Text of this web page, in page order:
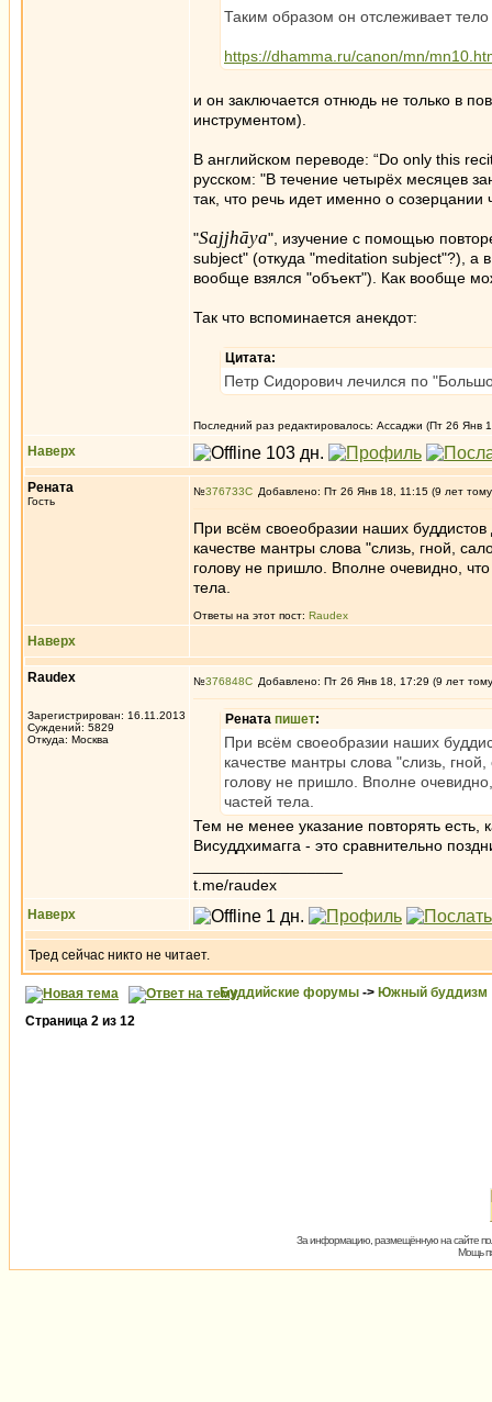
Таким образом он отслеживает
https://dhamma.ru/canon/mn/
и он заключается отнюдь не только в
инструментом).
В английском переводе: “Do only this
русском: "В течение четырёх месяцев
так, что речь идет именно о
"Sajjhāya", изучение с помощью
subject" (откуда "meditation subject"?), а
вообще взялся "объект"). Как вообще
Так что вспоминается анекдот:
Цитата:
Петр Сидоpович лечился по
Последний раз редактировалось: Ассаджи (Пт 26 Янв
Наверх
Рената
Гость
№376733 Добавлено: Пт 26 Янв 18, 11:15 (9 лет
При всём своеобразии наших
качестве мантры слова "слизь, гной,
голову не пришло. Вполне очевидно,
тела.
Ответы на этот пост: Raudex
Наверх
Raudex
Зарегистрирован: 16.11.2013
Суждений: 5829
Откуда: Москва
№376848 Добавлено: Пт 26 Янв 18, 17:29 (9 лет
Рената пишет:
При всём своеобразии наших
качестве мантры слова "слизь,
голову не пришло. Вполне
частей тела.
Тем не менее указание повторять
Висуддхимагга - это сравнительно
t.me/raudex
Наверх
Тред сейчас никто не читает.
Буддийские форумы -> Южный буддизм
Страница 2 из 12
За информацию, размещённую на сайте
Мощь